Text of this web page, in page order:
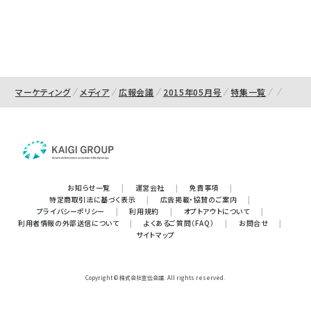
マーケティング メディア 広報会議 2015年05月号 特集一覧
お知らせ一覧 | 運営会社 | 免責事項
|
特定商取引法に基づく表示
| 広告掲載・協賛のご案内
|
プライバシーポリシー
| 利用規約 | オプトアウトについて
|
利用者情報の外部送信について
| よくあるご質問（FAQ） | お問合せ
|
サイトマップ
Copyright © 株式会社宣伝会議. All rights reserved.